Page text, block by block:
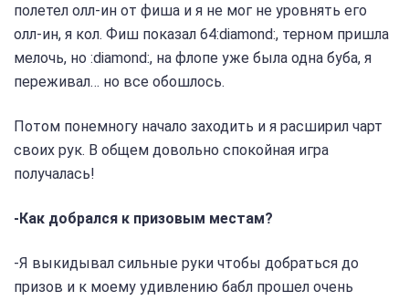
полетел олл-ин от фиша и я не мог не уровнять его
олл-ин, я кол. Фиш показал 64:diamond:, терном пришла
мелочь, но :diamond:, на флопе уже была одна буба, я
переживал… но все обошлось.
Потом понемногу начало заходить и я расширил чарт
своих рук. В общем довольно спокойная игра
получалась!
-Как добрался к призовым местам?
-Я выкидывал сильные руки чтобы добраться до
призов и к моему удивлению бабл прошел очень